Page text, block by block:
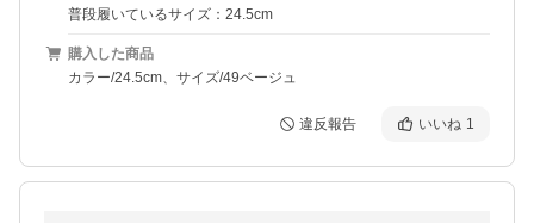
普段履いているサイズ：24.5cm
購入した商品
カラー/24.5cm、サイズ/49ベージュ
違反報告 いいね 1